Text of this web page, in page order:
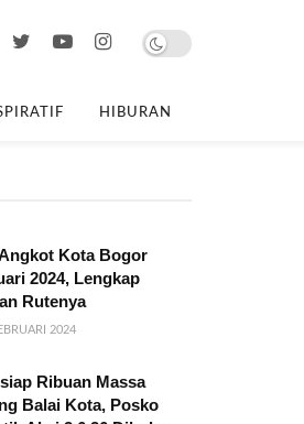
HIBURAN
Kota Bogor
2024, Lengkap
Rutenya
2024
Ribuan Massa
Balai Kota, Posko